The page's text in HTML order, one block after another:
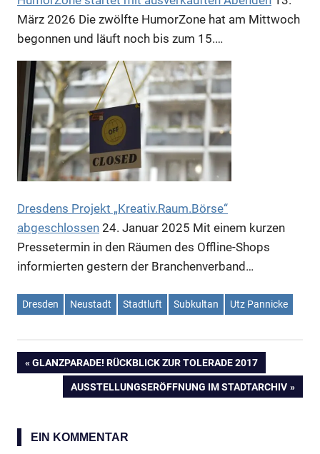
Anzeige
Anzeige
Anzeige
März 2026 Die zwölfte HumorZone hat am Mittwoch
begonnen und läuft noch bis zum 15.…
Dresdens Projekt „Kreativ.Raum.Börse“
abgeschlossen 24. Januar 2025 Mit einem kurzen
Pressetermin in den Räumen des Offline-Shops
informierten gestern der Branchenverband…
Dresden Neustadt Stadtluft Subkultan Utz Pannicke
Beitragsnavigation
VORHERIGER
BEITRAG:
GLANZPARADE! RÜCKBLICK ZUR TOLERADE 2017
NÄCHSTER
AUSSTELLUNGSERÖFFNUNG IM STADTARCHIV
EIN KOMMENTAR